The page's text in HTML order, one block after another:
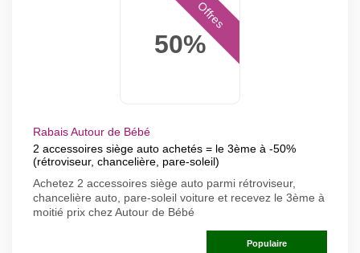
50%
Offres
Rabais Autour de Bébé
2 accessoires siège auto achetés = le 3ème à -50%
(rétroviseur, chancelière, pare-soleil)
Achetez 2 accessoires siège auto parmi rétroviseur,
chancelière auto, pare-soleil voiture et recevez le 3ème à
moitié prix chez Autour de Bébé
Populaire